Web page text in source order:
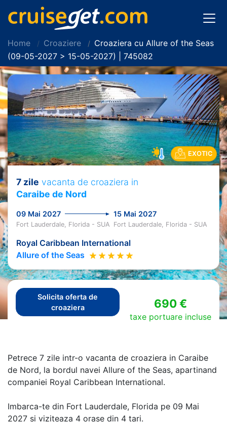
Home Croaziere
Croaziera cu Allure of the Seas
(09-05-2027 > 15-05-2027) | 745082
EXOTIC
7 zile vacanta de croaziera in
Caraibe de Nord
09 Mai 2027 15 Mai 2027
Fort Lauderdale, Florida - SUA Fort Lauderdale, Florida - SUA
Royal Caribbean International
Allure of the Seas
Solicita oferta de
croaziera
690 €
taxe portuare incluse
Petrece 7 zile intr-o vacanta de croaziera in Caraibe
de Nord, la bordul navei Allure of the Seas, apartinand
companiei Royal Caribbean International.
Imbarca-te din Fort Lauderdale, Florida pe 09 Mai
2027 si viziteaza 4 orase din 4 tari.